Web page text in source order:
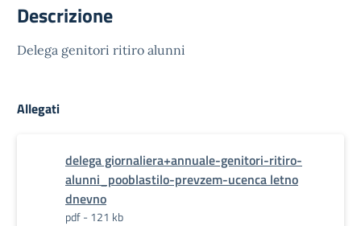
Descrizione
Delega genitori ritiro alunni
Allegati
delega giornaliera+annuale-genitori-ritiro-
alunni_pooblastilo-prevzem-ucenca letno
dnevno
pdf - 121 kb